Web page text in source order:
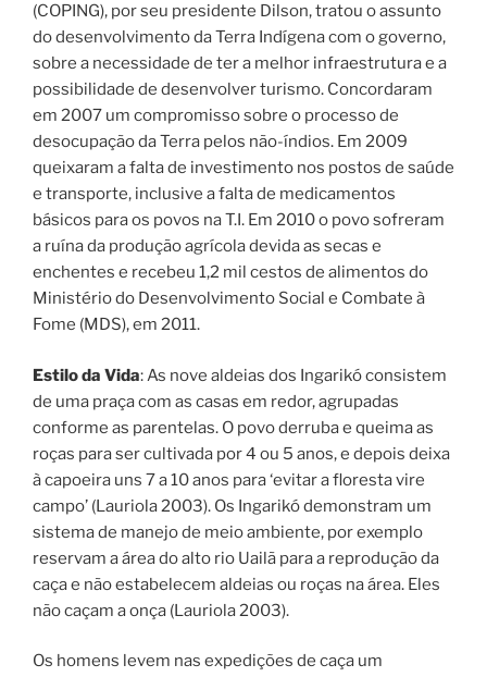
(COPING), por seu presidente Dilson, tratou o assunto
do desenvolvimento da Terra Indígena com o governo,
sobre a necessidade de ter a melhor infraestrutura e a
possibilidade de desenvolver turismo. Concordaram
em 2007 um compromisso sobre o processo de
desocupação da Terra pelos não-índios. Em 2009
queixaram a falta de investimento nos postos de saúde
e transporte, inclusive a falta de medicamentos
básicos para os povos na T.I. Em 2010 o povo sofreram
a ruína da produção agrícola devida as secas e
enchentes e recebeu 1,2 mil cestos de alimentos do
Ministério do Desenvolvimento Social e Combate à
Fome (MDS), em 2011.
Estilo da Vida: As nove aldeias dos Ingarikó consistem
de uma praça com as casas em redor, agrupadas
conforme as parentelas. O povo derruba e queima as
roças para ser cultivada por 4 ou 5 anos, e depois deixa
à capoeira uns 7 a 10 anos para ‘evitar a floresta vire
campo’ (Lauriola 2003). Os Ingarikó demonstram um
sistema de manejo de meio ambiente, por exemplo
reservam a área do alto rio Uailã para a reprodução da
caça e não estabelecem aldeias ou roças na área. Eles
não caçam a onça (Lauriola 2003).
Os homens levem nas expedições de caça um